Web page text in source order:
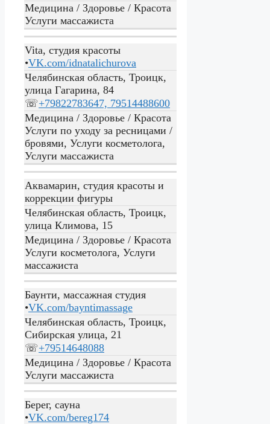
Медицина / Здоровье / Красота
Услуги массажиста
Vita, студия красоты
•VK.com/idnatalichurova
Челябинская область, Троицк,
улица Гагарина, 84
☏+79822783647, 79514488600
Медицина / Здоровье / Красота
Услуги по уходу за ресницами /
бровями, Услуги косметолога,
Услуги массажиста
Аквамарин, студия красоты и
коррекции фигуры
Челябинская область, Троицк,
улица Климова, 15
Медицина / Здоровье / Красота
Услуги косметолога, Услуги
массажиста
Баунти, массажная студия
•VK.com/bayntimassage
Челябинская область, Троицк,
Сибирская улица, 21
☏+79514648088
Медицина / Здоровье / Красота
Услуги массажиста
Берег, сауна
•VK.com/bereg174